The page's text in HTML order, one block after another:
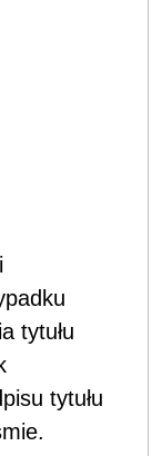
tytułu
tytułu